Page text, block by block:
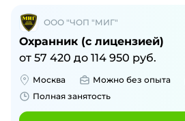
ООО "ЧОП "МИГ"
Охранник (с лицензией)
от 57 420 до 114 950 руб.
Москва Можно без опыта
Полная занятость